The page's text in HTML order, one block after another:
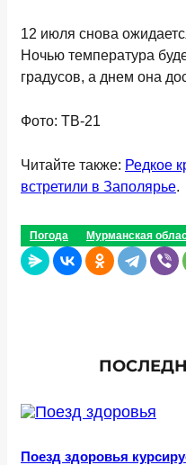
12 июля снова
Ночью температура
градусов, а днем она
Фото: ТВ-21
Читайте также: Редкое
встретили в Заполярье.
Погода Мурманская
Поезд здоровья